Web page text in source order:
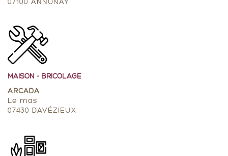
07100 ANNONAY
MAISON - BRICOLAGE
ARCADA
Le mas
07430 DAVÉZIEUX